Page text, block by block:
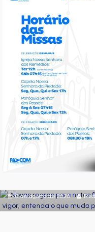
Destaque
Novas regras
fiscais entram
entenda o que
6 de agosto de 2026